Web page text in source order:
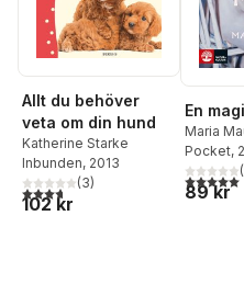
Allt du behöver
veta om din hund
Katherine Starke
Inbunden, 2013
3,7utav 5 stjärnor. Totalt antal
(3)
102 kr
En
Maria
Pocket,
5,0utav (
89 kr